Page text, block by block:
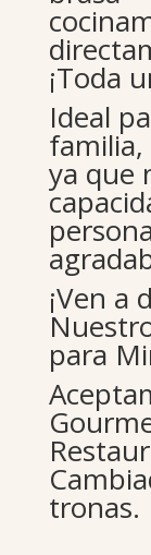
¡Toda
Ideal
ya que
¡Ven a
para
tronas.